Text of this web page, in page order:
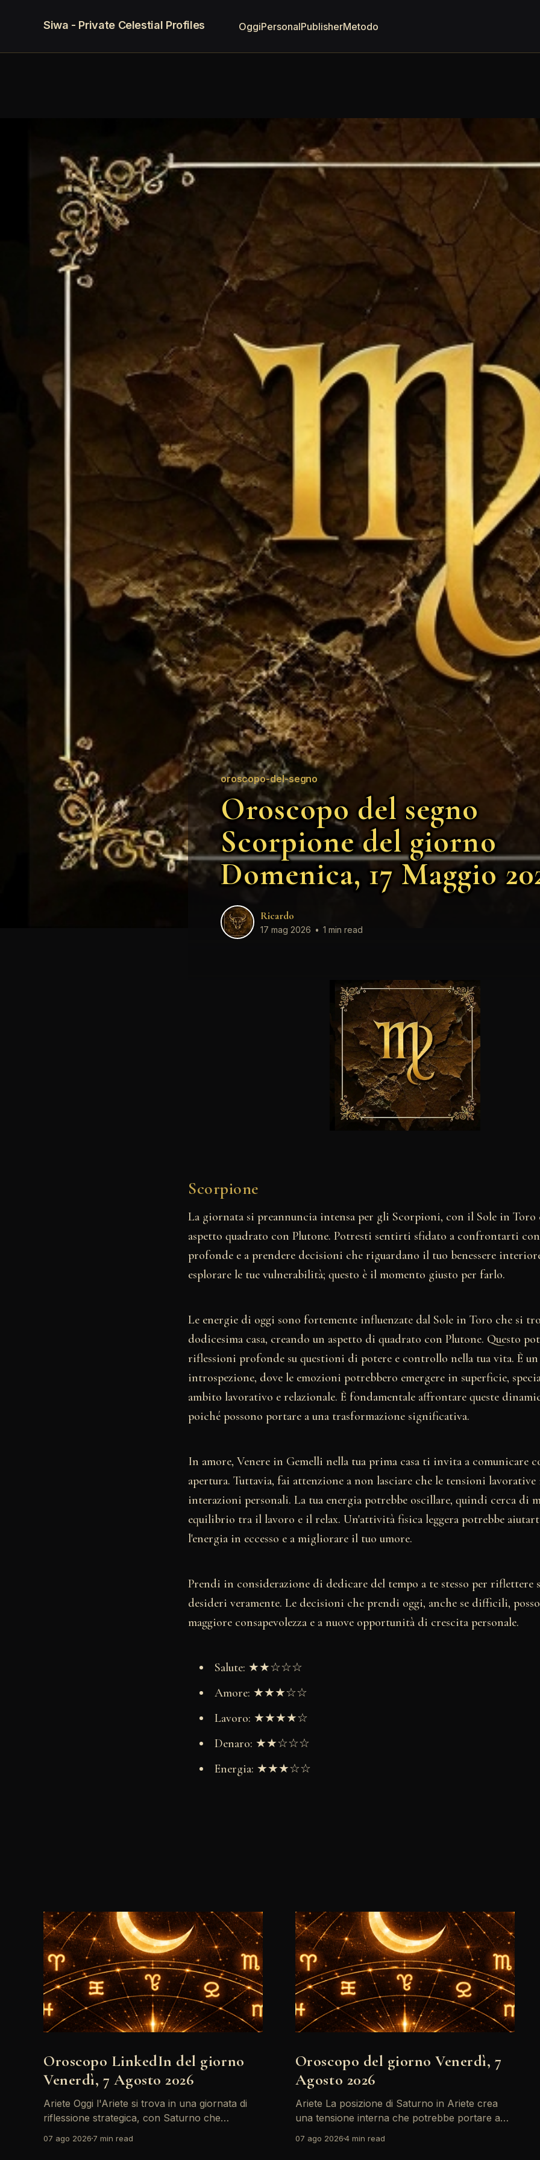
Siwa - Private Celestial Profiles OggiPersonalPublisherMetodo
oroscopo-del-segno
Oroscopo del segno
Scorpione del giorno
Domenica, 17 Maggio
Ricardo
17 mag 2026 • 1 min read
Scorpione
La giornata si preannuncia intensa per gli Scorpioni, con il Sole in Toro
aspetto quadrato con Plutone. Potresti sentirti sfidato a confrontarti
profonde e a prendere decisioni che riguardano il tuo benessere
esplorare le tue vulnerabilità; questo è il momento giusto per farlo.
Le energie di oggi sono fortemente influenzate dal Sole in Toro che si
dodicesima casa, creando un aspetto di quadrato con Plutone. Questo
riflessioni profonde su questioni di potere e controllo nella tua vita. È
introspezione, dove le emozioni potrebbero emergere in superficie,
ambito lavorativo e relazionale. È fondamentale affrontare queste
poiché possono portare a una trasformazione significativa.
In amore, Venere in Gemelli nella tua prima casa ti invita a comunicare
apertura. Tuttavia, fai attenzione a non lasciare che le tensioni
interazioni personali. La tua energia potrebbe oscillare, quindi cerca di
equilibrio tra il lavoro e il relax. Un'attività fisica leggera potrebbe
l'energia in eccesso e a migliorare il tuo umore.
Prendi in considerazione di dedicare del tempo a te stesso per riflettere
desideri veramente. Le decisioni che prendi oggi, anche se difficili,
maggiore consapevolezza e a nuove opportunità di crescita personale.
Salute: ★★☆☆☆
Amore: ★★★☆☆
Lavoro: ★★★★☆
Denaro: ★★☆☆☆
Energia: ★★★☆☆
Oroscopo LinkedIn del giorno
Venerdì, 7 Agosto 2026
Ariete Oggi l'Ariete si trova in una giornata di
riflessione strategica, con Saturno che
momento di riconsiderare il tuo personal brand
07 ago 2026 7 min read
Oroscopo del giorno Venerdì, 7
Agosto 2026
Ariete La posizione di Saturno in Ariete crea
una tensione interna che potrebbe portare a
le paure e le insicurezze, soprattutto in ambito
07 ago 20264 min read